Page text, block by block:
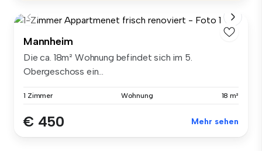
Mannheim
Die ca. 18m² Wohnung befindet sich im 5.
Obergeschoss ein...
1 Zimmer Wohnung 18 m²
€ 450 Mehr sehen